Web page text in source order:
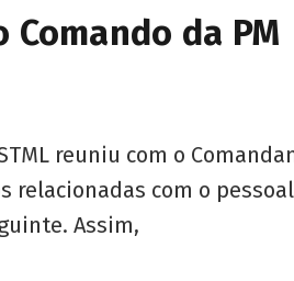
Comando da PM
reuniu com o
relacionadas com o
Assim,